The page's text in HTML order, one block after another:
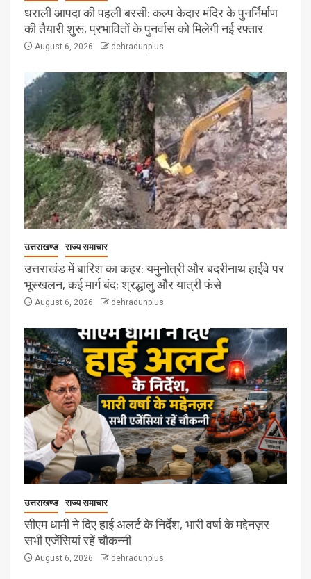
धराली आपदा की पहली बरसी: कल्प केदार मंदिर के पुनर्निर्माण
की तैयारी शुरू, प्रभावितों के पुनर्वास को मिलेगी नई रफ्तार
August 6, 2026 dehradunplus
उत्तराखण्ड राज्य समाचार
उत्तराखंड में बारिश का कहर: यमुनोत्री और बदरीनाथ हाईवे पर
भूस्खलन, कई मार्ग बंद; श्रद्धालु और यात्री फंसे
August 6, 2026 dehradunplus
उत्तराखण्ड राज्य समाचार
सीएम धामी ने दिए हाई अलर्ट के निर्देश, भारी वर्षा के मद्देनज़र
सभी एजेंसियां रहें चौकन्नी
August 6, 2026 dehradunplus